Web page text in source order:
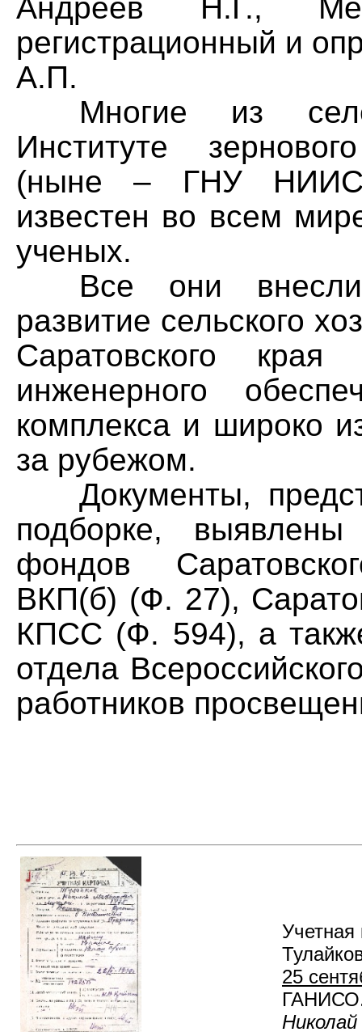
Андреев Н.Г.,
регистрационный и
А.П.
Многие из
Институте
(ныне – ГНУ НИИСХ
известен во всем
ученых.
Все они внесли
развитие сельского
Саратовского
инженерного
комплекса и широко
за рубежом.
Документы,
подборке,
фондов
ВКП(б) (Ф. 27),
КПСС (Ф. 594), а также
отдела
работников
Учетная
25